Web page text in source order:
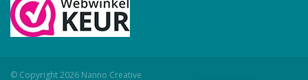
© Copyright 2026 Nanno Creative